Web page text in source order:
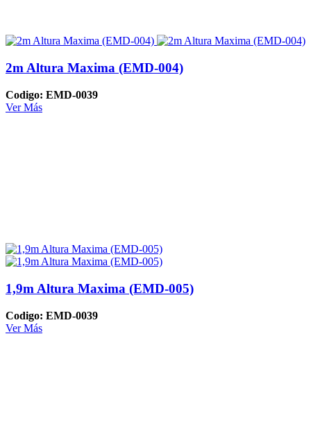
2m Altura Maxima (EMD-004)
Codigo: EMD-0039
Ver Más
1,9m Altura Maxima (EMD-005)
Codigo: EMD-0039
Ver Más